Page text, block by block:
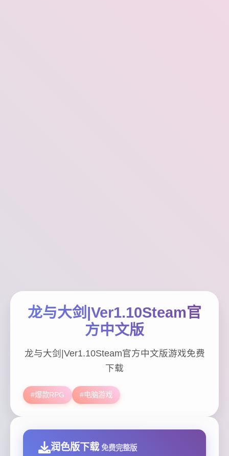
龙与大剑|Ver1.10Steam官
方中文版
龙与大剑|Ver1.10Steam官方中文版游戏免费
下载
#爆款RPG #电脑游戏
润色版下载 免费完整版